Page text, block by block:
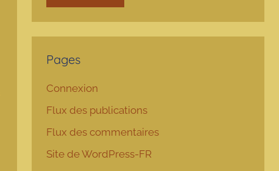
Pages
Connexion
Flux des publications
Flux des commentaires
Site de WordPress-FR